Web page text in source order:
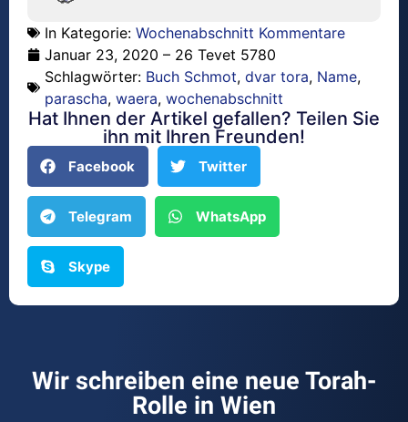
In Kategorie: Wochenabschnitt Kommentare
Januar 23, 2020 – 26 Tevet 5780
Schlagwörter: Buch Schmot, dvar tora, Name,
parascha, waera, wochenabschnitt
Hat Ihnen der Artikel gefallen? Teilen Sie
ihn mit Ihren Freunden!
Facebook Twitter
Telegram WhatsApp
Skype
Wir schreiben eine neue Torah-
Rolle in Wien